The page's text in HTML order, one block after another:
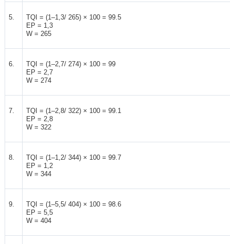
5.
TQI = (1–1,3/ 265) × 100 = 99.5
EP = 1,3
W = 265
6.
TQI = (1–2,7/ 274) × 100 = 99
EP = 2,7
W = 274
7.
TQI = (1–2,8/ 322) × 100 = 99.1
EP = 2,8
W = 322
8.
TQI = (1–1,2/ 344) × 100 = 99.7
EP = 1,2
W = 344
9.
TQI = (1–5,5/ 404) × 100 = 98.6
EP = 5,5
W = 404